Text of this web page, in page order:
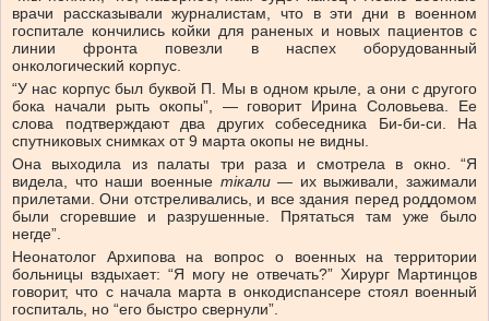
врачи рассказывали журналистам, что в эти дни в военном
госпитале кончились койки для раненых и новых пациентов с
линии фронта повезли в наспех оборудованный
онкологический корпус.
“У нас корпус был буквой П. Мы в одном крыле, а они с другого
бока начали рыть окопы”, — говорит Ирина Соловьева. Ее
слова подтверждают два других собеседника Би-би-си. На
спутниковых снимках от 9 марта окопы не видны.
Она выходила из палаты три раза и смотрела в окно. “Я
видела, что наши военные тiкали— их выживали, зажимали
прилетами. Они отстреливались, и все здания перед роддомом
были сгоревшие и разрушенные. Прятаться там уже было
негде”.
Неонатолог Архипова на вопрос о военных на территории
больницы вздыхает: “Я могу не отвечать?” Хирург Мартинцов
говорит, что с начала марта в онкодиспансере стоял военный
госпиталь, но “его быстро свернули”.